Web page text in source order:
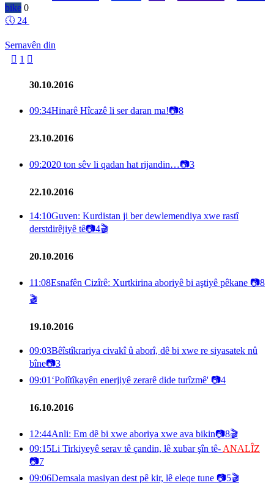
bike 0
🕔 24
Sernavên din
 1 
30.10.2016
09:34Hinarê Hîcazê li ser daran ma!📷8
23.10.2016
09:2020 ton sêv li qadan hat rijandin…📷3
22.10.2016
14:10Guven: Kurdistan ji ber dewlemendiya xwe rastî
derstdirêjiyê tê📷4🎬
20.10.2016
11:08Esnafên Cizîrê: Xurtkirina aboriyê bi aştiyê pêkane 📷8
🎬
19.10.2016
09:03Bêîstîkrariya civakî û aborî, dê bi xwe re siyasatek nû
bîne📷3
09:01 ‘Polîtîkayên enerjiyê zerarê dide turîzmê' 📷4
16.10.2016
12:44Anli: Em dê bi xwe aboriya xwe ava bikin📷8🎬
09:15Li Tirkiyeyê serav tê çandin, lê xubar şîn tê- ANALÎZ
📷7
09:06Demsala masiyan dest pê kir, lê eleqe tune 📷5🎬